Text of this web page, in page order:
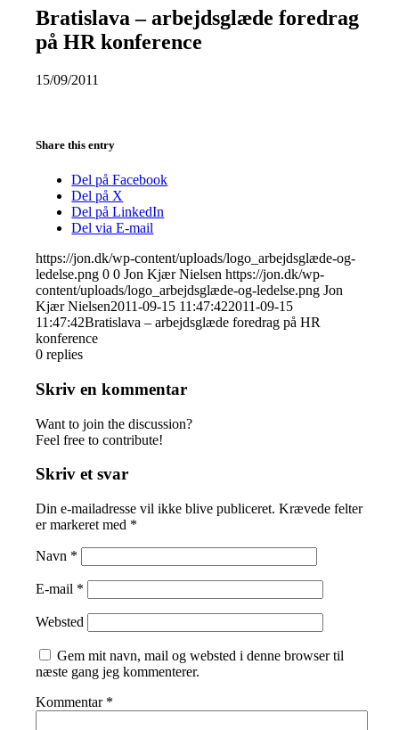
Bratislava – arbejdsglæde foredrag
på HR konference
15/09/2011
Share this entry
Del på Facebook
Del på X
Del på LinkedIn
Del via E-mail
https://jon.dk/wp-content/uploads/logo_arbejdsglæde-og-
ledelse.png 0 0 Jon Kjær Nielsen https://jon.dk/wp-
content/uploads/logo_arbejdsglæde-og-ledelse.png Jon
Kjær Nielsen2011-09-15 11:47:422011-09-15
11:47:42Bratislava – arbejdsglæde foredrag på HR
konference
0 replies
Skriv en kommentar
Want to join the discussion?
Feel free to contribute!
Skriv et svar
Din e-mailadresse vil ikke blive publiceret. Krævede felter
er markeret med *
Navn *
E-mail *
Websted
Gem mit navn, mail og websted i denne browser til
næste gang jeg kommenterer.
Kommentar *